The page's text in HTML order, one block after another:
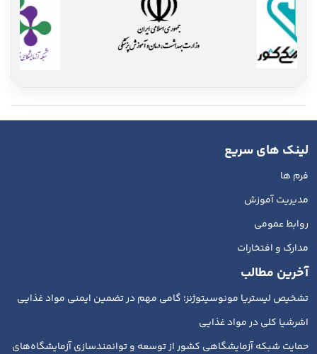
لینک های سریع
فرم ها
مدیریت آموزش
روابط عمومی
مدارک و افتخارات
آخرین مطالب
تشخیص لیستریا مونوسیتوژنز؛ گامی مهم در تضمین ایمنی مواد غذایی
اشرشیا کلی در مواد غذایی
حمایت شبکه آزمایشگاهی کشور از توسعه و توانمندسازی آزمایشگاه‌های